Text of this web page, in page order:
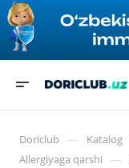
Doriclub — Katalog
Allergiyaga qarshi —